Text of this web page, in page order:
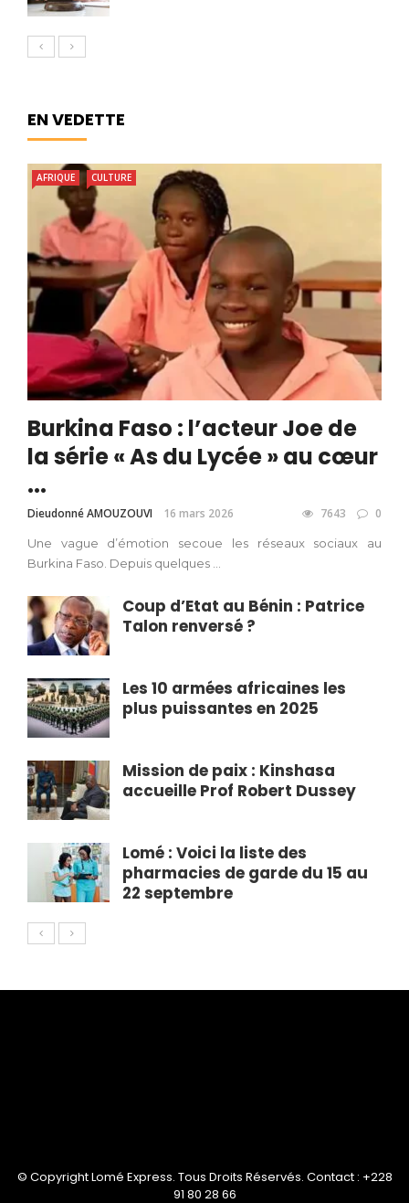
EN VEDETTE
AFRIQUE CULTURE
Burkina Faso : l’acteur Joe de
la série « As du Lycée » au cœur
...
Dieudonné AMOUZOUVI 16 mars 2026 7643 0
Une vague d’émotion secoue les réseaux sociaux au
Burkina Faso. Depuis quelques ...
Coup d’Etat au Bénin : Patrice
Talon renversé ?
Les 10 armées africaines les
plus puissantes en 2025
Mission de paix : Kinshasa
accueille Prof Robert Dussey
Lomé : Voici la liste des
pharmacies de garde du 15 au
22 septembre
© Copyright Lomé Express. Tous Droits Réservés. Contact : +228
91 80 28 66